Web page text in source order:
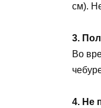
см).
3.
Во
4. Не